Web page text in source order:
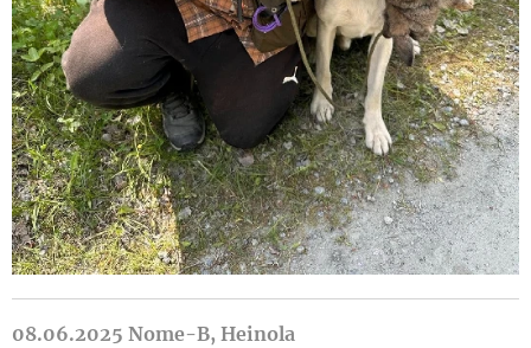
08.06.2025 Nome-B, Heinola